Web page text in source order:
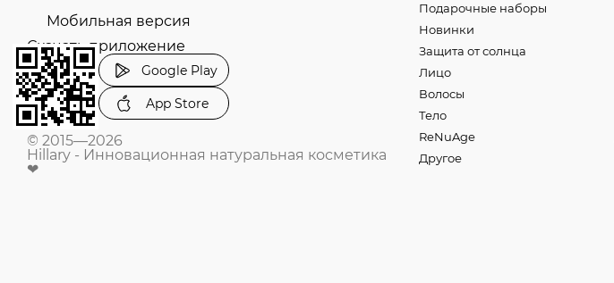
Мобильная версия
Скачать приложение
Google Play
App Store
© 2015—2026
Hillary - Инновационная натуральная косметика
❤
Подарочные наборы
Новинки
Защита от солнца
Лицо
Волосы
Тело
ReNuAge
Другое